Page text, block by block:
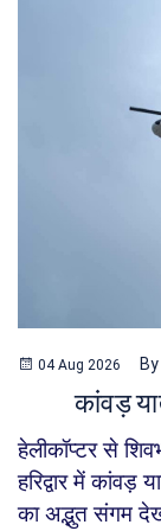
04 Aug 2026 By
कांवड़
हेलीकॉप्टर से
हरिद्वार में
का अद्भुत संगम